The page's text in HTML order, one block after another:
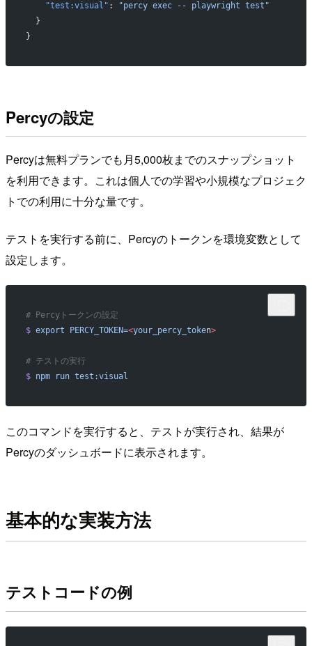
    "test:visual"
:
"percy exec -- playwright test"
  }
}
Percyの設定
Percyは無料プランでも月5,000枚までのスナップショット
を利用できます。これは個人での学習や小規模なプロジェク
トでの利用に十分な量です。
テストを実行する前に、Percyのトークンを環境変数として
設定します。
# Percyトークンの設定
$ export PERCY_TOKEN=<your_percy_token>
# テストの実行
$ npm run test:visual
このコマンドを実行すると、テストが実行され、結果が
Percyのダッシュボードに表示されます。
基本的な実装方法
テストコードの例